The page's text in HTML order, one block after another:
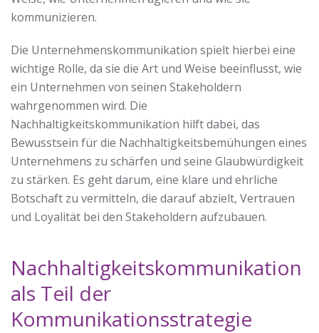
kommunizieren.
Die Unternehmenskommunikation spielt hierbei eine
wichtige Rolle, da sie die Art und Weise beeinflusst, wie
ein Unternehmen von seinen Stakeholdern
wahrgenommen wird. Die
Nachhaltigkeitskommunikation hilft dabei, das
Bewusstsein für die Nachhaltigkeitsbemühungen eines
Unternehmens zu schärfen und seine Glaubwürdigkeit
zu stärken. Es geht darum, eine klare und ehrliche
Botschaft zu vermitteln, die darauf abzielt, Vertrauen
und Loyalität bei den Stakeholdern aufzubauen.
Nachhaltigkeitskommunikation
als Teil der
Kommunikationsstrategie